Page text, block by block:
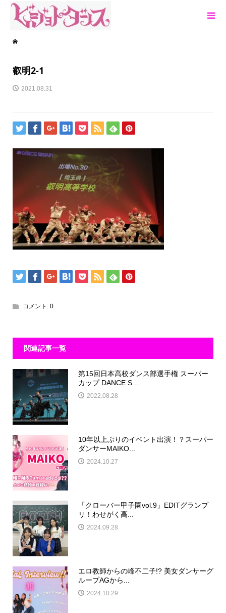
叡明2-1
2021.08.31
コメント: 0
関連記事一覧
第15回日本高校ダンス部選手権 スーパー
カップ DANCE S...
2022.08.28
10年以上ぶりのイベント出演！？スーパー
ダンサーMAIKO...
2024.10.27
「クローバー甲子園vol.9」EDITグランプ
リ！わせがく高...
2024.09.28
エロ教師からの峰不二子!? 美女ダンサーグ
ループAGから...
2024.10.29